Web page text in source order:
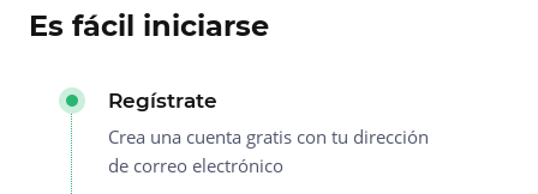
Es fácil iniciarse
Regístrate
Crea una cuenta gratis con tu dirección
de correo electrónico